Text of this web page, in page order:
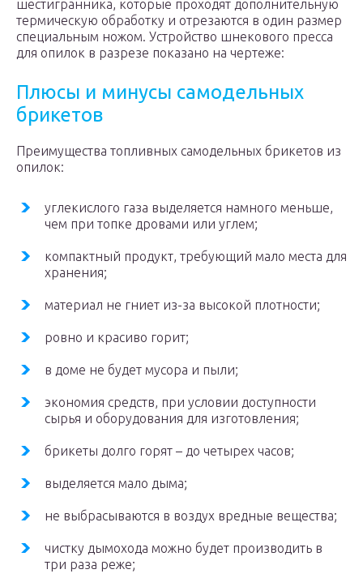
шестигранника, которые проходят дополнительную
термическую обработку и отрезаются в один размер
специальным ножом. Устройство шнекового пресса
для опилок в разрезе показано на чертеже:
Плюсы и минусы самодельных
брикетов
Преимущества топливных самодельных брикетов из
опилок:
углекислого газа выделяется намного меньше,
чем при топке дровами или углем;
компактный продукт, требующий мало места для
хранения;
материал не гниет из-за высокой плотности;
ровно и красиво горит;
в доме не будет мусора и пыли;
экономия средств, при условии доступности
сырья и оборудования для изготовления;
брикеты долго горят – до четырех часов;
выделяется мало дыма;
не выбрасываются в воздух вредные вещества;
чистку дымохода можно будет производить в
три раза реже;